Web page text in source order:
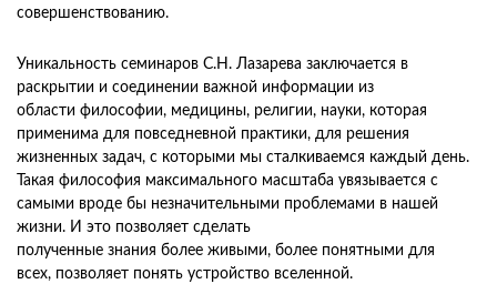
совершенствованию.
Уникальность семинаров С.Н. Лазарева заключается в
раскрытии и соединении важной информации из
области философии, медицины, религии, науки, которая
применима для повседневной практики, для решения
жизненных задач, с которыми мы сталкиваемся каждый день.
Такая философия максимального масштаба увязывается с
самыми вроде бы незначительными проблемами в нашей
жизни. И это позволяет сделать
полученные знания более живыми, более понятными для
всех, позволяет понять устройство вселенной.